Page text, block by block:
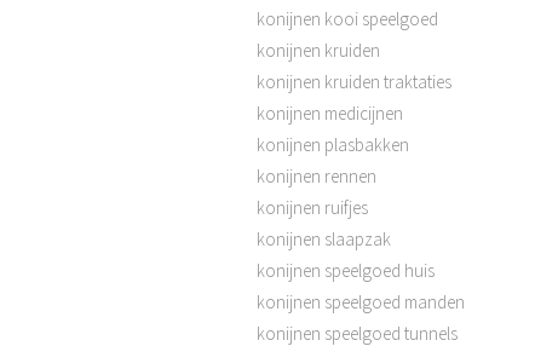
konijnen kooi speelgoed
konijnen kruiden
konijnen kruiden traktaties
konijnen medicijnen
konijnen plasbakken
konijnen rennen
konijnen ruifjes
konijnen slaapzak
konijnen speelgoed huis
konijnen speelgoed manden
konijnen speelgoed tunnels